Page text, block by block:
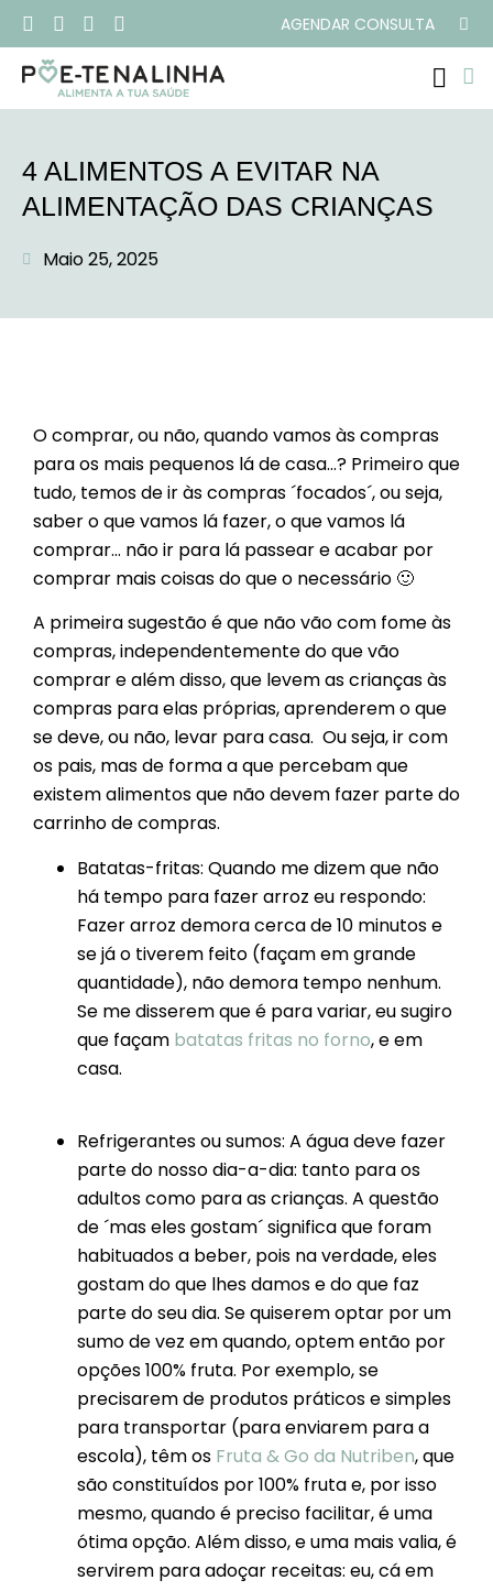
AGENDAR CONSULTA
4 ALIMENTOS A EVITAR NA
ALIMENTAÇÃO DAS CRIANÇAS
Maio 25, 2025
O comprar, ou não, quando vamos às compras
para os mais pequenos lá de casa…? Primeiro que
tudo, temos de ir às compras ´focados´, ou seja,
saber o que vamos lá fazer, o que vamos lá
comprar… não ir para lá passear e acabar por
comprar mais coisas do que o necessário 🙂
A primeira sugestão é que não vão com fome às
compras, independentemente do que vão
comprar e além disso, que levem as crianças às
compras para elas próprias, aprenderem o que
se deve, ou não, levar para casa. Ou seja, ir com
os pais, mas de forma a que percebam que
existem alimentos que não devem fazer parte do
carrinho de compras.
Batatas-fritas: Quando me dizem que não
há tempo para fazer arroz eu respondo:
Fazer arroz demora cerca de 10 minutos e
se já o tiverem feito (façam em grande
quantidade), não demora tempo nenhum.
Se me disserem que é para variar, eu sugiro
que façam batatas fritas no forno, e em
casa.
Refrigerantes ou sumos: A água deve fazer
parte do nosso dia-a-dia: tanto para os
adultos como para as crianças. A questão
de ´mas eles gostam´ significa que foram
habituados a beber, pois na verdade, eles
gostam do que lhes damos e do que faz
parte do seu dia. Se quiserem optar por um
sumo de vez em quando, optem então por
opções 100% fruta. Por exemplo, se
precisarem de produtos práticos e simples
para transportar (para enviarem para a
escola), têm os Fruta & Go da Nutriben, que
são constituídos por 100% fruta e, por isso
mesmo, quando é preciso facilitar, é uma
ótima opção. Além disso, e uma mais valia, é
servirem para adoçar receitas: eu, cá em